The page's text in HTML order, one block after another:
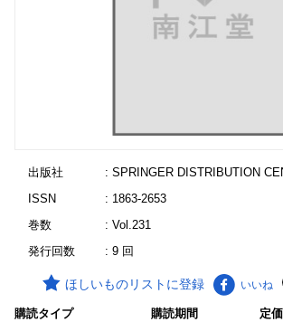
出版社
: SPRINGER DISTRIBUTION
ISSN
: 1863-2653
巻数
: Vol.231
発行回数
: 9 回
ほしいものリストに登録 いいね
購読タイプ 購読期間 定価